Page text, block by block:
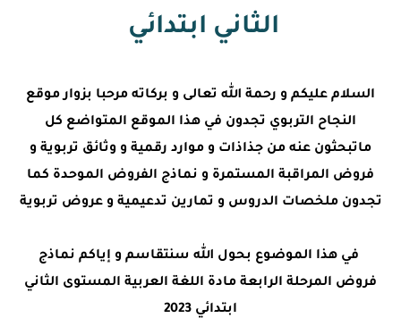
الثاني ابتدائي
السلام عليكم و رحمة الله تعالى و بركاته مرحبا بزوار موقع
النجاح التربوي تجدون في هذا الموقع المتواضع كل
ماتبحثون عنه من جذاذات و موارد رقمية و وثائق تربوية و
فروض المراقبة المستمرة و نماذج الفروض الموحدة كما
تجدون ملخصات الدروس و تمارين تدعيمية و عروض تربوية
في هذا الموضوع بحول الله سنتقاسم و إياكم نماذج
فروض المرحلة الرابعة مادة اللغة العربية المستوى الثاني
ابتدائي 2023